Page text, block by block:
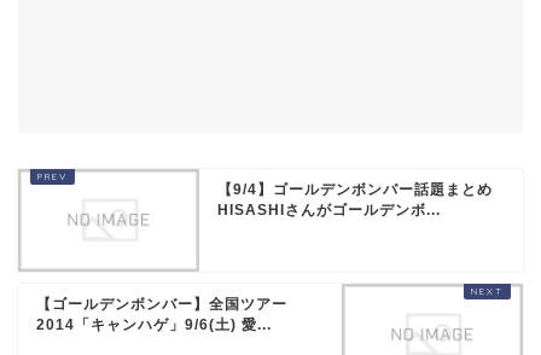
【9/4】ゴールデンボンバー話題まとめ
HISASHIさんがゴールデンボ...
【ゴールデンボンバー】全国ツアー
2014「キャンハゲ」9/6(土) 愛...